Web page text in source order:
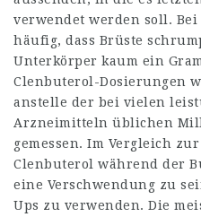
verwendet werden soll. Bei
häufig, dass Brüste
Unterkörper kaum ein
Clenbuterol-Dosierungen
anstelle der bei vielen
Arzneimitteln üblichen
gemessen. Im Vergleich
Clenbuterol während der
eine Verschwendung zu
Ups zu verwenden. Die